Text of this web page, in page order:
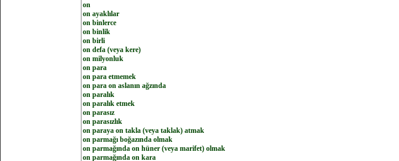
on
on ayaklılar
on binlerce
on binlik
on birli
on defa (veya kere)
on milyonluk
on para
on para etmemek
on para on aslanın ağzında
on paralık
on paralık etmek
on parasız
on parasızlık
on paraya on takla (veya taklak) atmak
on parmağı boğazında olmak
on parmağında on hüner (veya marifet) olmak
on parmağında on kara